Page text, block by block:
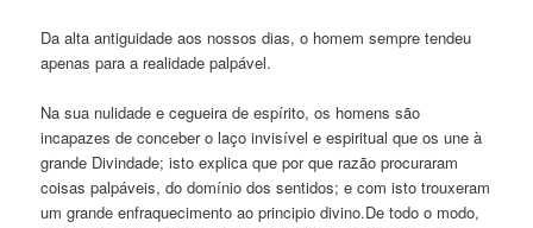
Da alta antiguidade aos nossos dias, o homem sempre tendeu
apenas para a realidade palpável.
Na sua nulidade e cegueira de espírito, os homens são
incapazes de conceber o laço invisível e espiritual que os une à
grande Divindade; isto explica que por que razão procuraram
coisas palpáveis, do domínio dos sentidos; e com isto trouxeram
um grande enfraquecimento ao principio divino.De todo o modo,